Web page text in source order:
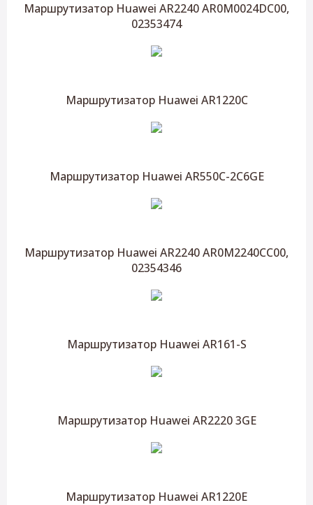
Маршрутизатор Huawei AR2240 AR0M0024DC00,
02353474
Маршрутизатор Huawei AR1220C
Маршрутизатор Huawei AR550C-2C6GE
Маршрутизатор Huawei AR2240 AR0M2240CC00,
02354346
Маршрутизатор Huawei AR161-S
Маршрутизатор Huawei AR2220 3GE
Маршрутизатор Huawei AR1220E